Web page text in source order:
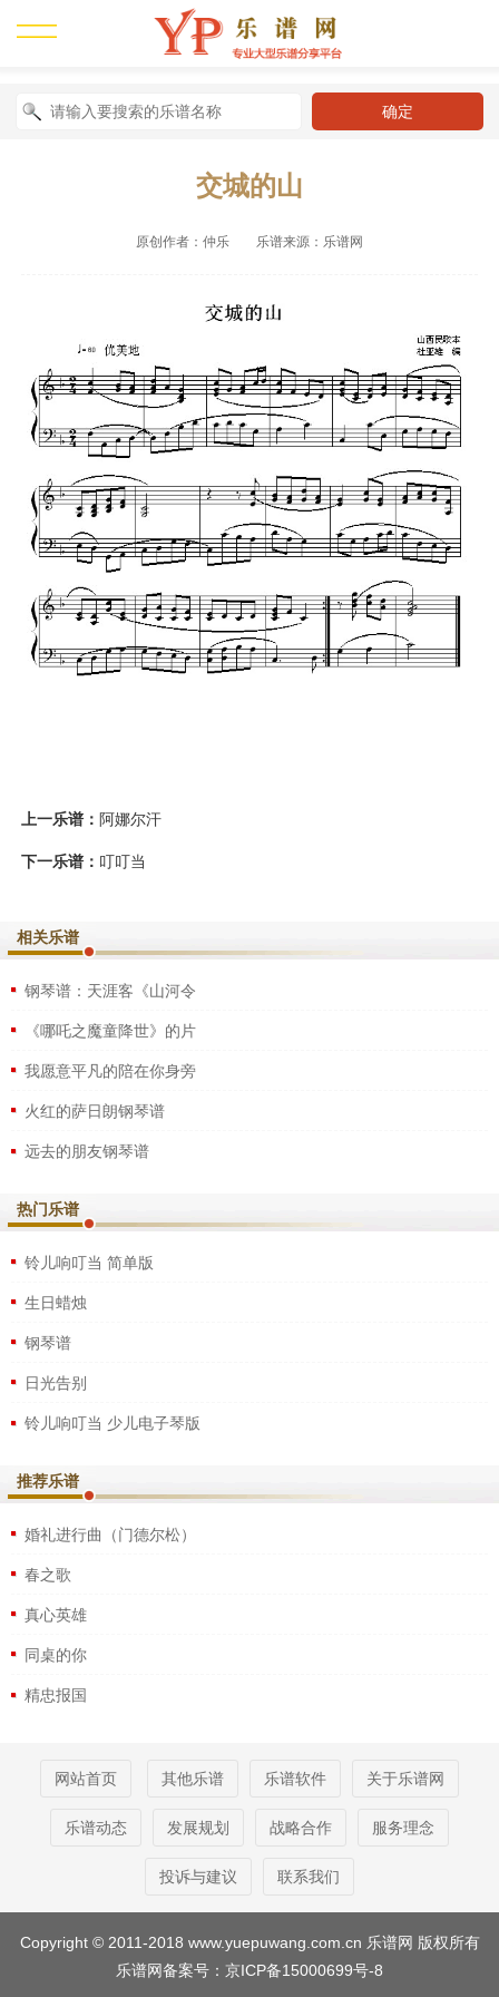
交城的山
原创作者：仲乐 乐谱来源：乐谱网
上一乐谱： 阿娜尔汗
下一乐谱： 叮叮当
相关乐谱
钢琴谱：天涯客《山河令
《哪吒之魔童降世》的片
我愿意平凡的陪在你身旁
火红的萨日朗钢琴谱
远去的朋友钢琴谱
热门乐谱
铃儿响叮当 简单版
生日蜡烛
钢琴谱
日光告别
铃儿响叮当 少儿电子琴版
推荐乐谱
婚礼进行曲（门德尔松）
春之歌
真心英雄
同桌的你
精忠报国
网站首页 其他乐谱 乐谱软件 关于乐谱网
乐谱动态 发展规划 战略合作 服务理念
投诉与建议 联系我们
Copyright © 2011-2018 www.yuepuwang.com.cn 乐谱网 版权所有
乐谱网备案号： 京ICP备15000699号-8